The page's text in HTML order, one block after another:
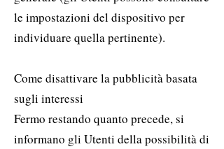
le impostazioni del dispositivo per
individuare quella pertinente).
Come disattivare la pubblicità basata
sugli interessi
Fermo restando quanto precede, si
informano gli Utenti della possibilità di